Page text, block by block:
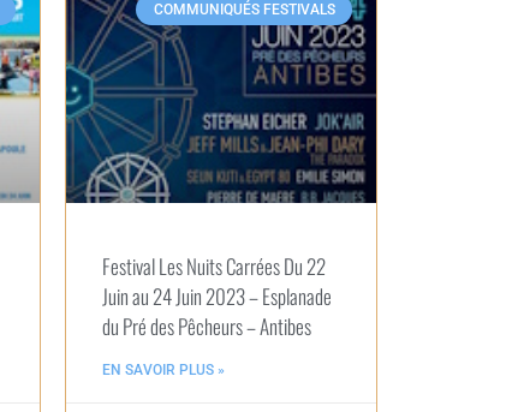
COMMUNIQUÉS FESTIVALS
Festival Les Nuits Carrées Du 22
Juin au 24 Juin 2023 – Esplanade
du Pré des Pêcheurs – Antibes
EN SAVOIR PLUS »